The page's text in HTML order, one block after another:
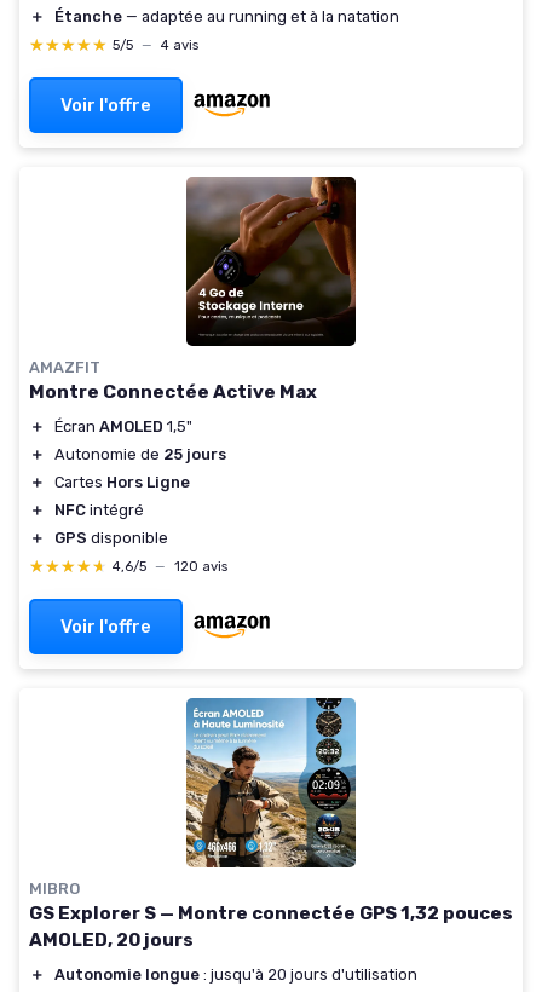
＋
Étanche — adaptée au running et à la natation
★★★★★
★★★★★ 5/5 — 4 avis
Voir l'offre
AMAZFIT
Montre Connectée Active Max
＋ Écran AMOLED 1,5"
＋
Autonomie de 25 jours
＋
Cartes Hors Ligne
＋
NFC intégré
＋
GPS disponible
★★★★★
★★★★★ 4,6/5 — 120 avis
Voir l'offre
MIBRO
GS Explorer S — Montre connectée GPS 1,32 pouces
AMOLED, 20 jours
＋ Autonomie longue : jusqu'à 20 jours d'utilisation